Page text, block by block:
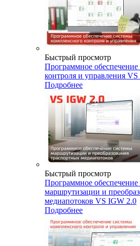
Быстрый просмотр
Программное
контроля и управления VS
Подробнее
Быстрый просмотр
Программное
маршрутизации и
медиапотоков VS IGW 2.0
Подробнее